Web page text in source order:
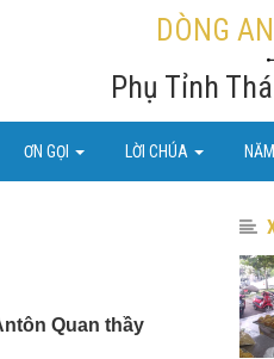
DÒNG
Phụ Tỉnh
ƠN GỌI LỜI CHÚA
Quan thầy